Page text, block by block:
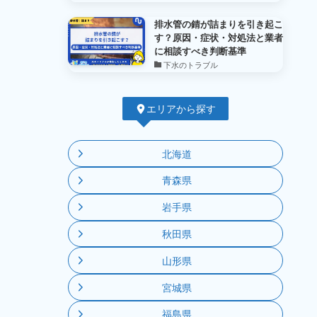
排水管の錆が詰まりを引き起こ
す？原因・症状・対処法と業者
に相談すべき判断基準
下水のトラブル
エリアから探す
北海道
青森県
岩手県
秋田県
山形県
宮城県
福島県